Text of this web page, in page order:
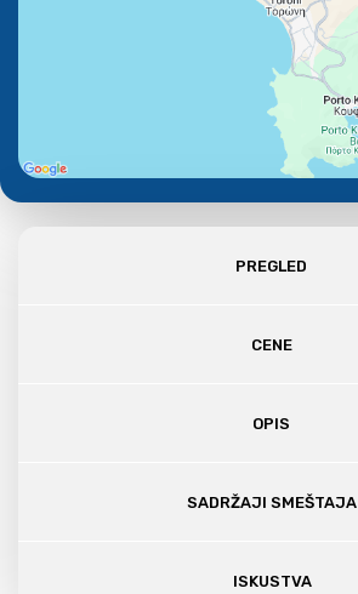
PREGLED
CENE
OPIS
SADRŽAJI SMEŠTAJA
ISKUSTVA